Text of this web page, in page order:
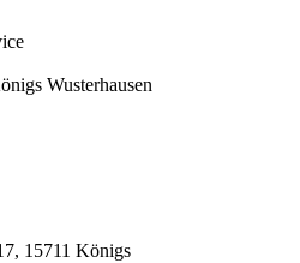
Wusterhausen
15711 Königs